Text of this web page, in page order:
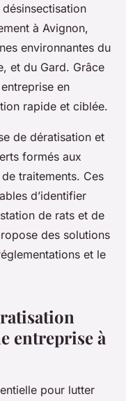
à Avignon,
environnantes du
et du Gard. Grâce
en
rapide et ciblée.
de dératisation et
formés aux
traitements. Ces
d’identifier
de rats et de
des solutions
et le
entreprise à
pour lutter